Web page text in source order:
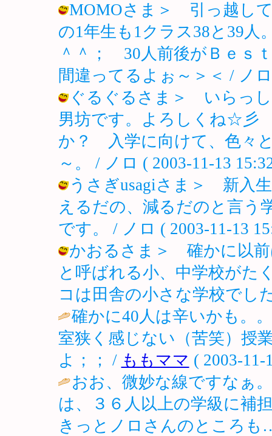
MOMOさま＞ 引っ越し
の1年生も1クラス38と39
＾＾； 30人前後がＢｅｓ
間違ってるよぉ～＞＜ / ノ
ぐるぐるさま＞ いらっ
男坊です。よろしくね☆彡
か？ 入学に向けて、色々
～。 / ノロ ( 2003-11-13
うさぎusagiさま＞ 新入
えるだの、減るだのと言
です。 / ノロ ( 2003-11-13
かおるさま＞ 確かに以前
と呼ばれる小、中学校がた
コは田舎の小さな学校でし
確かに40人は辛いかも。
室狭く感じない（苦笑）授
よ；； / ももママ ( 2003-11-
おお、微妙な線ですなぁ
は、３６人以上の学級に補
きっとノロさんのところ